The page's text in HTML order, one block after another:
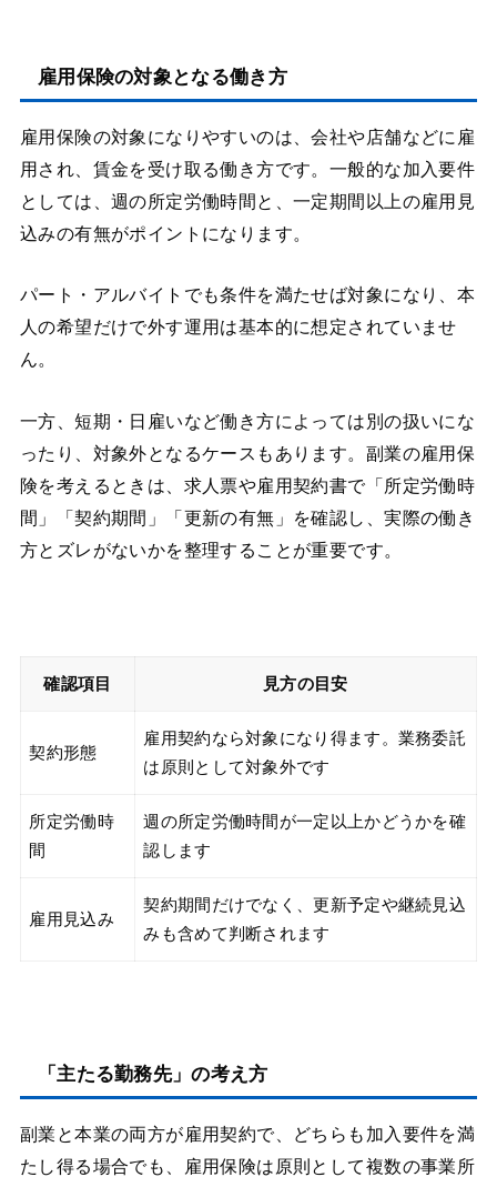
雇用保険の対象となる働き方
雇用保険の対象になりやすいのは、会社や店舗などに雇
用され、賃金を受け取る働き方です。一般的な加入要件
としては、週の所定労働時間と、一定期間以上の雇用見
込みの有無がポイントになります。
パート・アルバイトでも条件を満たせば対象になり、本
人の希望だけで外す運用は基本的に想定されていませ
ん。
一方、短期・日雇いなど働き方によっては別の扱いにな
ったり、対象外となるケースもあります。副業の雇用保
険を考えるときは、求人票や雇用契約書で「所定労働時
間」「契約期間」「更新の有無」を確認し、実際の働き
方とズレがないかを整理することが重要です。
確認項目 見方の目安
契約形態
雇用契約なら対象になり得ます。業務委託
は原則として対象外です
所定労働時
間
週の所定労働時間が一定以上かどうかを確
認します
雇用見込み
契約期間だけでなく、更新予定や継続見込
みも含めて判断されます
「主たる勤務先」の考え方
副業と本業の両方が雇用契約で、どちらも加入要件を満
たし得る場合でも、雇用保険は原則として複数の事業所